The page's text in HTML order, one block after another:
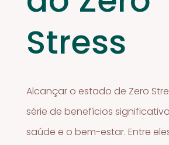
Stress
Alcançar o estado de Zero
série de benefícios
saúde e o bem-estar. Entre